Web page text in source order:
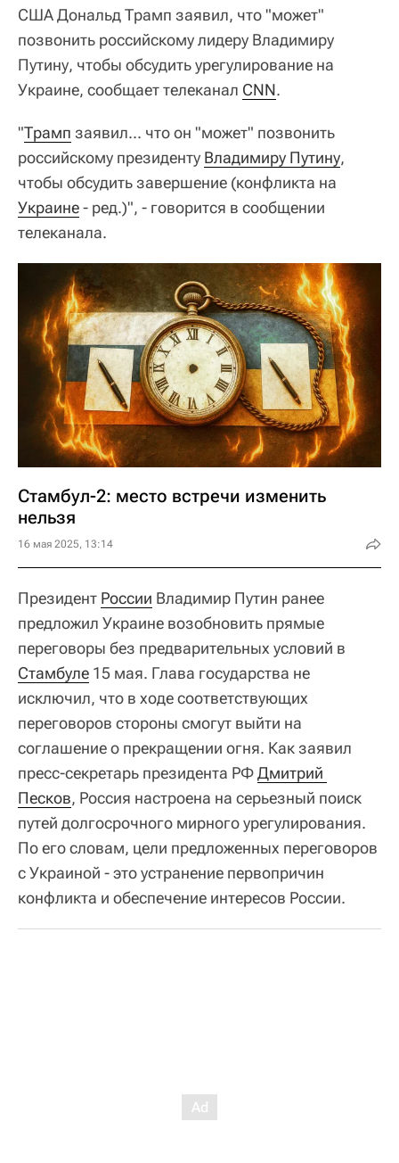
США Дональд Трамп заявил, что "может"
позвонить российскому лидеру Владимиру
Путину, чтобы обсудить урегулирование на
Украине, сообщает телеканал CNN.
"Трамп заявил... что он "может" позвонить
российскому президенту Владимиру Путину,
чтобы обсудить завершение (конфликта на
Украине- ред.)", - говорится в сообщении
телеканала.
Стамбул-2: место встречи изменить
нельзя
16 мая 2025, 13:14
Президент России Владимир Путин ранее
предложил Украине возобновить прямые
переговоры без предварительных условий в
Стамбуле 15 мая. Глава государства не
исключил, что в ходе соответствующих
переговоров стороны смогут выйти на
соглашение о прекращении огня. Как заявил
пресс-секретарь президента РФДмитрий
Песков, Россия настроена на серьезный поиск
путей долгосрочного мирного урегулирования.
По его словам, цели предложенных переговоров
с Украиной - это устранение первопричин
конфликта и обеспечение интересов России.